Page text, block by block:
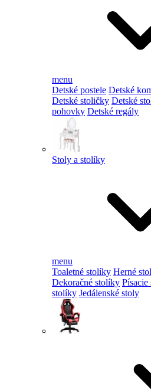
menu
Detské postele Detské
Detské stoličky Detské
pohovky Detské regály
Stoly a stolíky
menu
Toaletné stolíky Herné
Dekoračné stolíky Písacie
stolíky Jedálenské stoly